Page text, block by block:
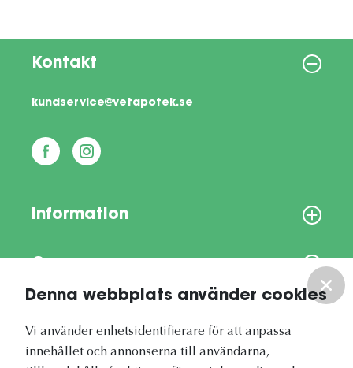
Denna webbplats använder cookies
Vi använder enhetsidentifierare för att anpassa
innehållet och annonserna till användarna,
Kontakt
kundservice@vetapotek.se
Information